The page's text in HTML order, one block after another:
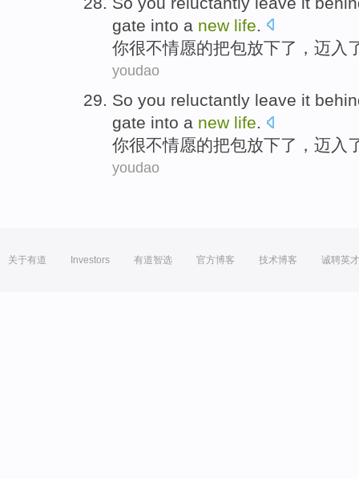
gate into a new life
你很不情愿的把包放下了 ，迈入
youdao
So you reluctantly leave it
gate into a new life.
你很不情愿的把包放下了 ，迈入
youdao
关于有道 Investors 有道智选 官方博客 技术博客 诚聘英才